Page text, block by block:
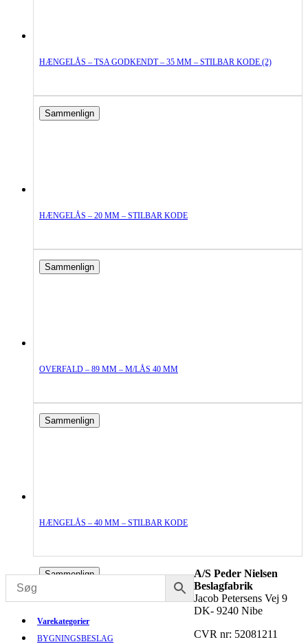
HÆNGELÅS – TSA GODKENDT – 35 MM – STILBAR KODE (2)
Sammenlign
HÆNGELÅS – 20 MM – STILBAR KODE
Sammenlign
OVERFALD – 89 MM – M/LÅS 40 MM
Sammenlign
HÆNGELÅS – 40 MM – STILBAR KODE
Sammenlign
Varekategorier
BYGNINGSBESLAG
A/S Peder Nielsen
Beslagfabrik
Jacob Petersens Vej 9
DK- 9240 Nibe
CVR nr: 52081211